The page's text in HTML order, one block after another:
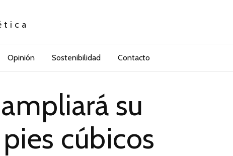
Opinión Sostenibilidad Contacto
su
cúbicos